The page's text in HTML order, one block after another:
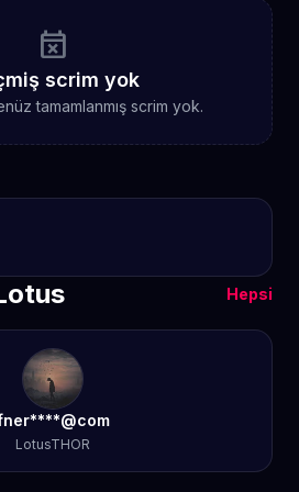
event_busy
scrim yok
tamamlanmış scrim yok.
Hepsi
LotusTHOR